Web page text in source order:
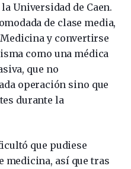
Universidad de Caen.
de clase media,
y convertirse
como una médica
que no
operación sino que
durante la
que pudiese
medicina, así que tras